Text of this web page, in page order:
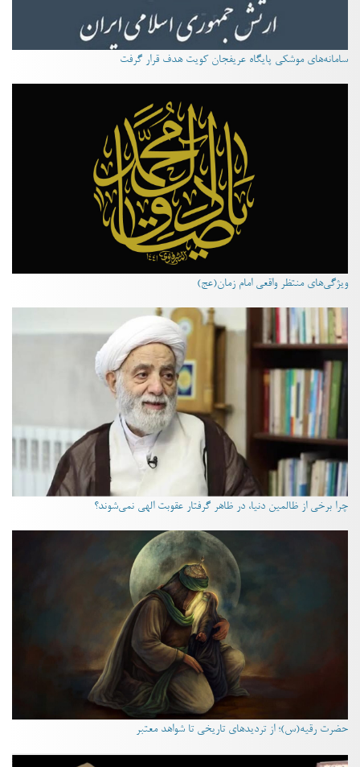
سامانه‌های موشکی پایگاه عریفجان کویت هدف قرار گرفت
ویژگی‌های منتظر واقعی امام زمان(عج)
چرا برخی از ظالمین دنیا، در ظاهر گرفتار عقوبت الهی نمی‌شوند؟
حضرت رقیه(س)؛ از تردیدهای تاریخی تا شواهد معتبر